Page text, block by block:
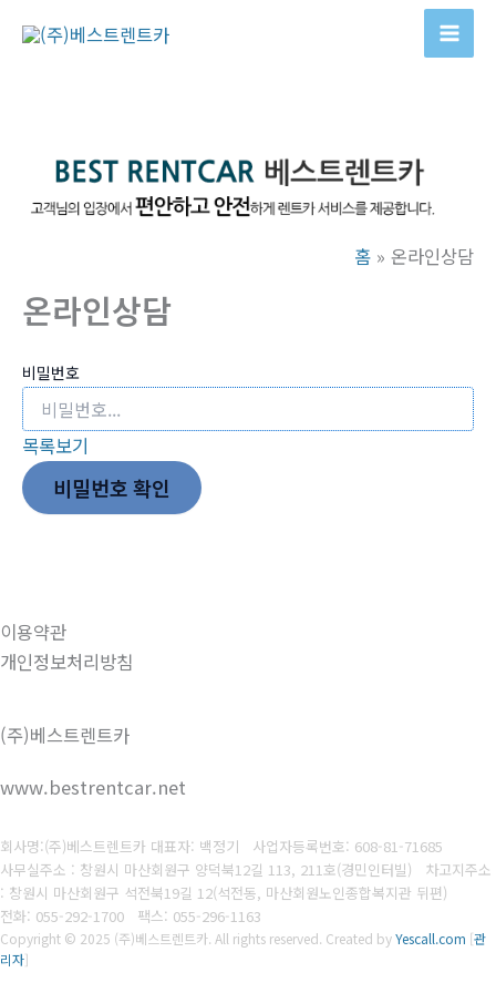
Main
홈 온라인상담
온라인상담
비밀번호
목록보기
비밀번호 확인
이용약관
개인정보처리방침
(주)베스트렌트카
www.bestrentcar.net
회사명:(주)베스트렌트카 대표자: 백정기 사업자등록번호: 608-81-71685
사무실주소 : 창원시 마산회원구 양덕북12길 113, 211호(경민인터빌) 차고지주소
: 창원시 마산회원구 석전북19길 12(석전동, 마산회원노인종합복지관 뒤편)
전화: 055-292-1700
팩스: 055-296-1163
Copyright © 2025 (주)베스트렌트카. All rights reserved. Created byYescall.com [관
리자]